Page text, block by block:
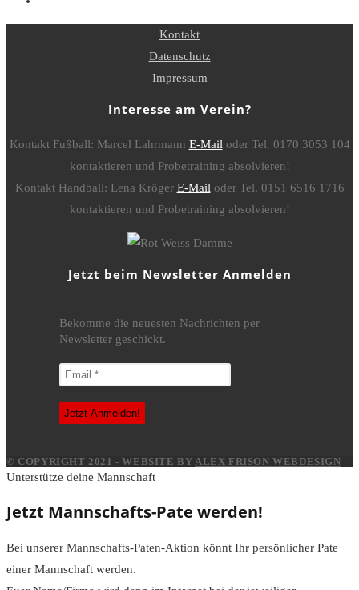
Kontakt
Datenschutz
Impressum
Interesse am Verein?
Kontakt Fußball: Marcel Lahrmann E-Mail oder Tel. 0170 3053 104
kontaktieren und Probetraining absolvieren!
Kontakt Handball: Lena Kröger E-Mail oder Tel. 0151 6516 1716
kontaktieren und Probetraining absolvieren!
Jetzt beim Newsletter Anmelden
Bekomme die neuesten Nachrichten per
Newsletter geschickt.
© COPYRIGHT 2021 - WEBSITE BY ALEX FRISON WEBDESIGN
Unterstütze deine Mannschaft
Jetzt Mannschafts-Pate werden!
Bei unserer Mannschafts-Paten-Aktion könnt Ihr persönlicher Pate
einer Mannschaft werden.